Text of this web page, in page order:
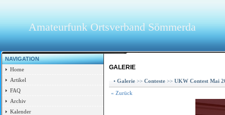
Amateurfunk Ortsverband Sömmerda
NAVIGATION
Home
Artikel
FAQ
Archiv
Kalender
GALERIE
• Galerie >> Conteste >> UKW Contest Mai
« Zurück